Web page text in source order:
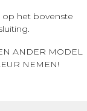
op het bovenste
ANDER MODEL
NEMEN!